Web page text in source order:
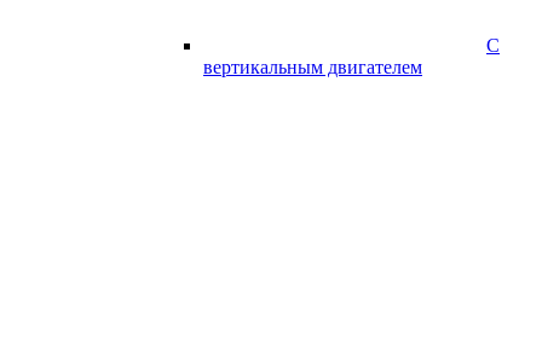
С
вертикальным двигателем